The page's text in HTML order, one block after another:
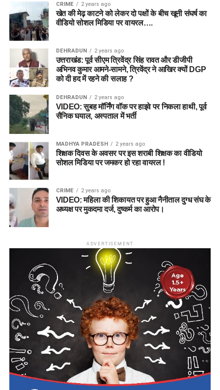
CRIME 2 years ago
खेत की मेढ़ काटने को लेकर दो पक्षों के बीच खूनी संघर्ष का
वीडियो सोशल मिडिया पर वायरल….
DEHRADUN 2 years ago
उत्तराखंड: पूर्व सीएम त्रिवेंद्र सिंह रावत और डीजीपी
अभिनव कुमार आमने-सामने, त्रिवेंद्र ने आखिर क्यों DGP
को दी हद में रहने की सलाह ?
DEHRADUN 2 years ago
VIDEO: सुबह मॉर्निंग वॉक पर हाइवे पर निकला हाथी, पूर्व
सैनिक घयाल, अस्पताल में भर्ती
MADHYA PRADESH 2 years ago
शिक्षक दिवस के अवसर पर इस शराबी शिक्षक का वीडियो
सोशल मिडिया पर जमकर हो रहा वायरल !
CRIME 2 years ago
VIDEO: महिला की शिकायत पर हुआ नैनीताल दुग्ध संघ के
अध्यक्ष पर मुकदमा दर्ज, दुष्कर्म का आरोप।
ADVERTISEMENT